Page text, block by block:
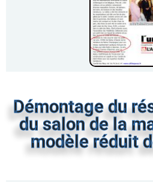
Démontage du
du salon de la
modèle réduit